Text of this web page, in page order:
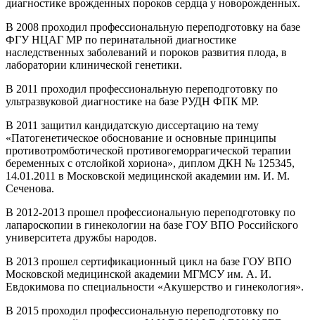
диагностике врожденных пороков сердца у новорожденных.
В 2008 проходил профессиональную переподготовку на базе
ФГУ НЦАГ МР по перинатальной диагностике
наследственных заболеваний и пороков развития плода, в
лаборатории клинической генетики.
В 2011 проходил профессиональную переподготовку по
ультразвуковой диагностике на базе РУДН ФПК МР.
В 2011 защитил кандидатскую диссертацию на тему
«Патогенетическое обоснование и основные принципы
противотромботической противогеморрагической терапии
беременных с отслойкой хориона», диплом ДКН № 125345,
14.01.2011 в Московской медицинской академии им. И. М.
Сеченова.
В 2012-2013 прошел профессиональную переподготовку по
лапароскопии в гинекологии на базе ГОУ ВПО Российского
университета дружбы народов.
В 2013 прошел сертификационный цикл на базе ГОУ ВПО
Московской медицинской академии МГМСУ им. А. И.
Евдокимова по специальности «Акушерство и гинекология».
В 2015 проходил профессиональную переподготовку по